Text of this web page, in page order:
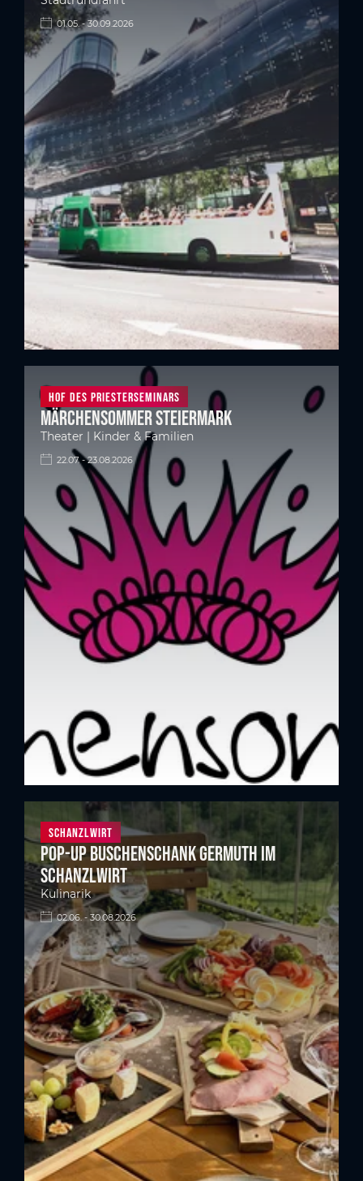
01.05. - 30.09.2026
Hof des Priesterseminars
Märchensommer Steiermark
Theater | Kinder & Familien
22.07. - 23.08.2026
Schanzlwirt
Pop-up Buschenschank Germuth im
Schanzlwirt
Kulinarik
02.06. - 30.08.2026